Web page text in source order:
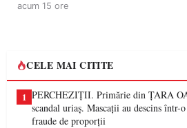
acum 15 ore
CELE MAI CITITE
1 PERCHEZIȚII. Primărie din ȚARA
scandal uriaș. Mascații au descins într-
fraude de proporții